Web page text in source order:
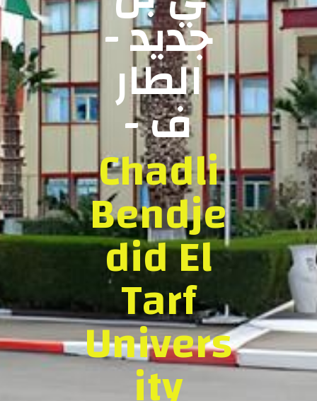
جديد -
الطار
ف -
Chadli
Bendje
did El
Tarf
Univers